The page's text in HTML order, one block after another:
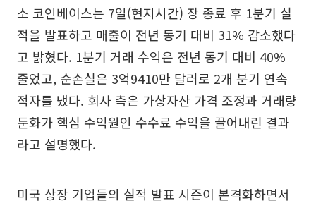
소 코인베이스는 7일(현지시간) 장 종료 후 1분기 실
적을 발표하고 매출이 전년 동기 대비 31% 감소했다
고 밝혔다. 1분기 거래 수익은 전년 동기 대비 40%
줄었고, 순손실은 3억9410만 달러로 2개 분기 연속
적자를 냈다. 회사 측은 가상자산 가격 조정과 거래량
둔화가 핵심 수익원인 수수료 수익을 끌어내린 결과
라고 설명했다.
미국 상장 기업들의 실적 발표 시즌이 본격화하면서